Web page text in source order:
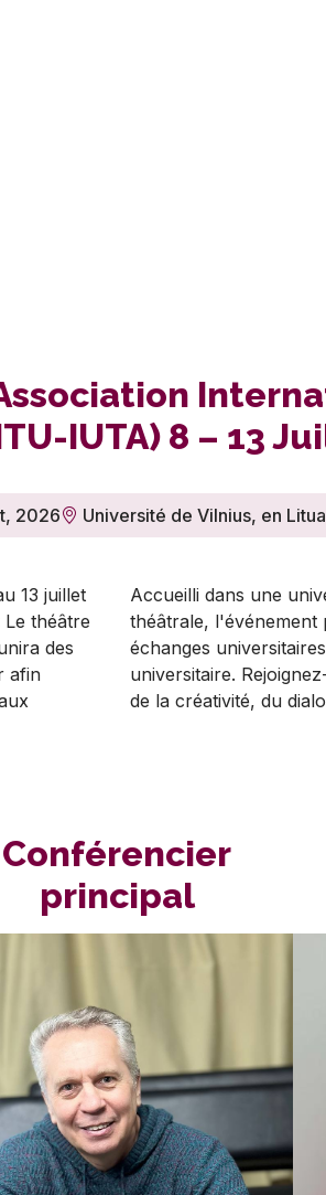
IUTA) 8 – 13
2026 Université de Vilnius, en
13 juillet
théâtre
des
afin
Accueilli dans une
théâtrale, l'événement
échanges
universitaire.
de la créativité, du
Conférencier
principal